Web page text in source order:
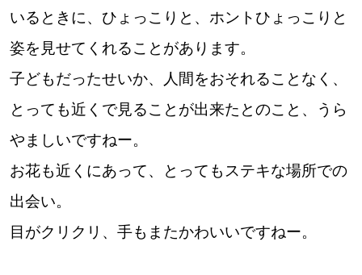
いるときに、ひょっこりと、ホントひょっこりと
姿を見せてくれることがあります。
子どもだったせいか、人間をおそれることなく、
とっても近くで見ることが出来たとのこと、うら
やましいですねー。
お花も近くにあって、とってもステキな場所での
出会い。
目がクリクリ、手もまたかわいいですねー。